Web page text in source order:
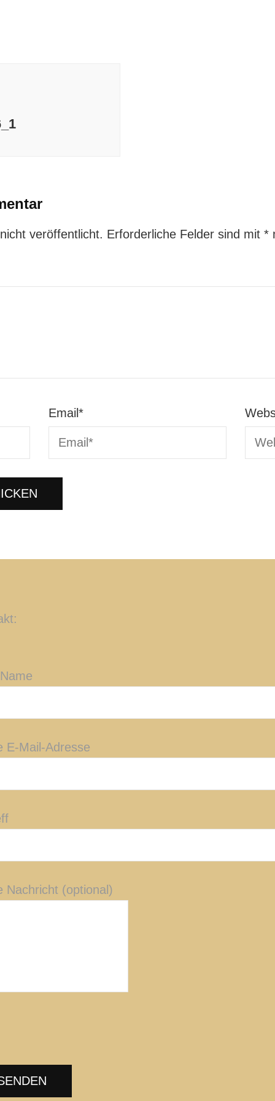
veröffentlicht. Erforderliche Felder sind mit *
Email *
E-Mail-Adresse
Nachricht (optional)